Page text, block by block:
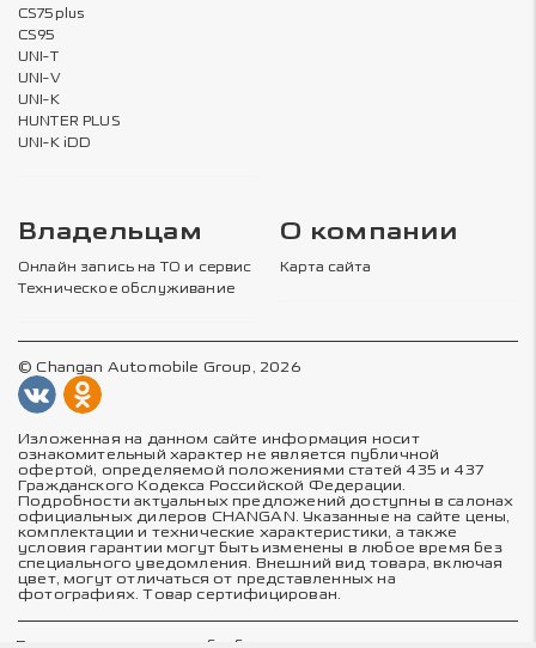
CS75plus
CS95
UNI-T
UNI-V
UNI-K
HUNTER PLUS
UNI-K iDD
Владельцам
Онлайн запись на ТО и сервис
Техническое обслуживание
О компании
Карта сайта
© Changan Automobile Group, 2026
Изложенная на данном сайте информация носит
ознакомительный характер не является публичной
офертой, определяемой положениями статей 435 и 437
Гражданского Кодекса Российской Федерации.
Подробности актуальных предложений доступны в салонах
официальных дилеров CHANGAN. Указанные на сайте цены,
комплектации и технические характеристики, а также
условия гарантии могут быть изменены в любое время без
специального уведомления. Внешний вид товара, включая
цвет, могут отличаться от представленных на
фотографиях. Товар сертифицирован.